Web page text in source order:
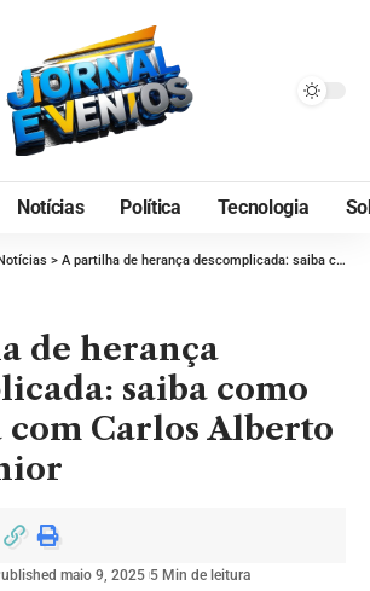
Notícias Política Tecnologia
> A partilha de herança descomplicada: saiba como funciona com Carlos Alberto Arges Júnior
de herança
saiba como
Carlos Alberto
maio 9, 2025 5 Min de leitura